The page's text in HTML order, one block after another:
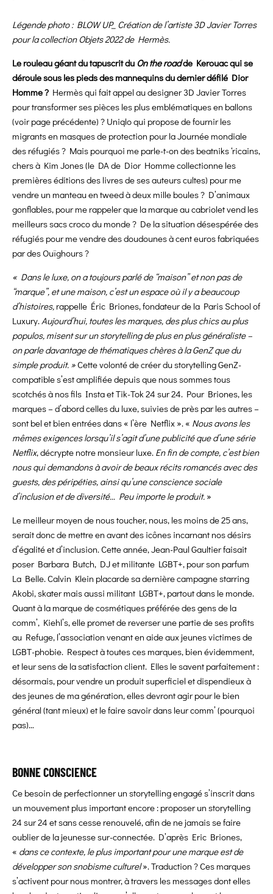
Légende photo : BLOW UP_ Création de l’artiste 3D Javier Torres
pour la collection Objets 2022 de Hermès.
Le rouleau géant du tapuscrit du On the roadde Kerouac qui se
déroule sous les pieds des mannequins du dernier défilé Dior
Homme ? Hermès qui fait appel au designer 3D Javier Torres
pour transformer ses pièces les plus emblématiques en ballons
(voir page précédente) ? Uniqlo qui propose de fournir les
migrants en masques de protection pour la Journée mondiale
des réfugiés ? Mais pourquoi me parle-t-on des beatniks ‘ricains,
chers à Kim Jones (le DA de Dior Homme collectionne les
premières éditions des livres de ses auteurs cultes) pour me
vendre un manteau en tweed à deux mille boules ? D’animaux
gonflables, pour me rappeler que la marque au cabriolet vend les
meilleurs sacs croco du monde ? De la situation désespérée des
réfugiés pour me vendre des doudounes à cent euros fabriquées
par des Ouïghours ?
« Dans le luxe, on a toujours parlé de “maison” et non pas de
“marque”, et une maison, c’est un espace où il y a beaucoup
d’histoires, rappelle Éric Briones, fondateur de la Paris School of
Luxury.Aujourd’hui, toutes les marques, des plus chics au plus
populos, misent sur un storytelling de plus en plus généraliste –
on parle davantage de thématiques chères à la GenZ que du
simple produit. »Cette volonté de créer du storytelling GenZ-
compatible s’est amplifiée depuis que nous sommes tous
scotchés à nos fils Insta et Tik-Tok 24 sur 24. Pour Briones, les
marques – d’abord celles du luxe, suivies de près par les autres –
sont bel et bien entrées dans « l’ère Netflix ». « Nous avons les
mêmes exigences lorsqu’il s’agit d’une publicité que d’une série
Netflix, décrypte notre monsieur luxe. En fin de compte, c’est bien
nous qui demandons à avoir de beaux récits romancés avec des
guests, des péripéties, ainsi qu’une conscience sociale
d’inclusion et de diversité… Peu importe le produit. »
Le meilleur moyen de nous toucher, nous, les moins de 25 ans,
serait donc de mettre en avant des icônes incarnant nos désirs
d’égalité et d’inclusion. Cette année, Jean-Paul Gaultier faisait
poser Barbara Butch, DJ et militante LGBT+, pour son parfum
La Belle. Calvin Klein placarde sa dernière campagne starring
Akobi, skater mais aussi militant LGBT+, partout dans le monde.
Quant à la marque de cosmétiques préférée des gens de la
comm’, Kiehl’s, elle promet de reverser une partie de ses profits
au Refuge, l’association venant en aide aux jeunes victimes de
LGBT-phobie. Respect à toutes ces marques, bien évidemment,
et leur sens de la satisfaction client. Elles le savent parfaitement :
désormais, pour vendre un produit superficiel et dispendieux à
des jeunes de ma génération, elles devront agir pour le bien
général (tant mieux) et le faire savoir dans leur comm’ (pourquoi
pas)…
BONNE CONSCIENCE
Ce besoin de perfectionner un storytelling engagé s’inscrit dans
un mouvement plus important encore : proposer un storytelling
24 sur 24 et sans cesse renouvelé, afin de ne jamais se faire
oublier de la jeunesse sur-connectée. D’après Eric Briones,
« dans ce contexte, le plus important pour une marque est de
développer son snobisme culturel». Traduction ? Ces marques
s’activent pour nous montrer, à travers les messages dont elles